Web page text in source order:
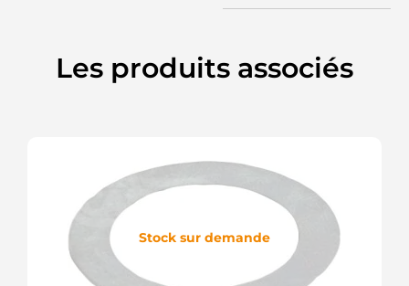
Les produits associés
Stock sur demande